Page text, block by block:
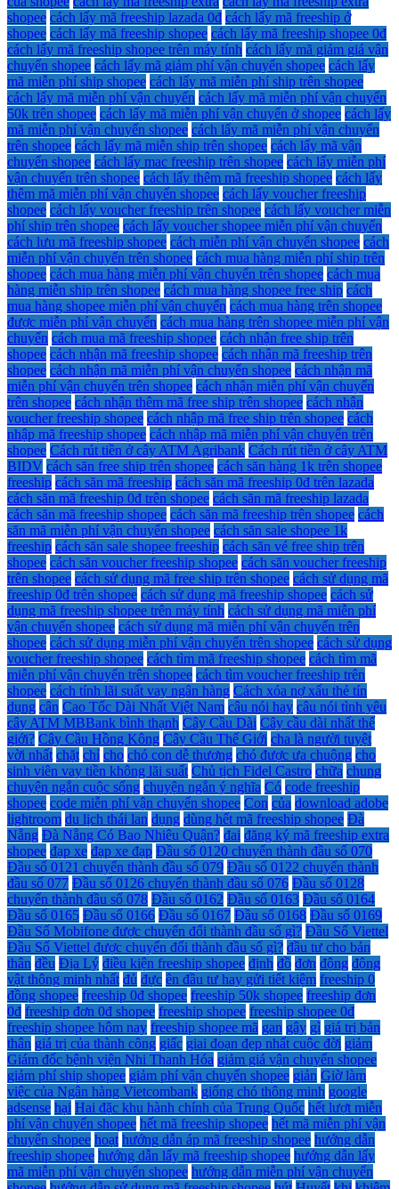
shopee cách lấy mã freeship lazada 0đ cách lấy mã freeship ở
shopee cách lấy mã freeship shopee cách lấy mã freeship shopee 0đ
cách lấy mã freeship shopee trên máy tính cách lấy mã giảm giá vận
chuyển shopee cách lấy mã giảm phí vận chuyển shopee cách lấy
mã miễn phí ship shopee cách lấy mã miễn phí ship trên shopee
cách lấy mã miễn phí vận chuyển cách lấy mã miễn phí vận chuyển
50k trên shopee cách lấy mã miễn phí vận chuyển ở shopee cách lấy
mã miễn phí vận chuyển shopee cách lấy mã miễn phí vận chuyển
trên shopee cách lấy mã miễn ship trên shopee cách lấy mã vận
chuyển shopee cách lấy mac freeship trên shopee cách lấy miễn phí
vận chuyển trên shopee cách lấy thêm mã freeship shopee cách lấy
thêm mã miễn phí vận chuyển shopee cách lấy voucher freeship
shopee cách lấy voucher freeship trên shopee cách lấy voucher miễn
phí ship trên shopee cách lấy voucher shopee miễn phí vận chuyển
cách lưu mã freeship shopee cách miễn phí vận chuyển shopee cách
miễn phí vận chuyển trên shopee cách mua hàng miễn phí ship trên
shopee cách mua hàng miễn phí vận chuyển trên shopee cách mua
hàng miễn ship trên shopee cách mua hàng shopee free ship cách
mua hàng shopee miễn phí vận chuyển cách mua hàng trên shopee
được miễn phí vận chuyển cách mua hàng trên shopee miễn phí vận
chuyển cách mua mã freeship shopee cách nhận free ship trên
shopee cách nhận mã freeship shopee cách nhận mã freeship trên
shopee cách nhận mã miễn phí vận chuyển shopee cách nhận mã
miễn phí vận chuyển trên shopee cách nhận miễn phí vận chuyển
trên shopee cách nhận thêm mã free ship trên shopee cách nhận
voucher freeship shopee cách nhập mã free ship trên shopee cách
nhập mã freeship shopee cách nhập mã miễn phí vận chuyển trên
shopee Cách rút tiền ở cây ATM Agribank Cách rút tiền ở cây ATM
BIDV cách săn free ship trên shopee cách săn hàng 1k trên shopee
freeship cách săn mã freeship cách săn mã freeship 0đ trên lazada
cách săn mã freeship 0đ trên shopee cách săn mã freeship lazada
cách săn mã freeship shopee cách săn mã freeship trên shopee cách
săn mã miễn phí vận chuyển shopee cách săn sale shopee 1k
freeship cách săn sale shopee freeship cách săn vé free ship trên
shopee cách săn voucher freeship shopee cách săn voucher freeship
trên shopee cách sử dụng mã free ship trên shopee cách sử dụng mã
freeship 0đ trên shopee cách sử dụng mã freeship shopee cách sử
dụng mã freeship shopee trên máy tính cách sử dụng mã miễn phí
vận chuyển shopee cách sử dụng mã miễn phí vận chuyển trên
shopee cách sử dụng miễn phí vận chuyển trên shopee cách sử dụng
voucher freeship shopee cách tìm mã freeship shopee cách tìm mã
miễn phí vận chuyển trên shopee cách tìm voucher freeship trên
shopee cách tính lãi suất vay ngân hàng Cách xóa nợ xấu thẻ tín
dụng cân Cao Tốc Dài Nhất Việt Nam câu nói hay câu nói tình yêu
cây ATM MBBank bình thạnh Cây Cầu Dài Cây cầu dài nhất thế
giới? Cây Cầu Hồng Kông Cây Cầu Thế Giới cha là người tuyệt
vời nhất chặt chỉ cho chó con dễ thương chó được ưa chuộng cho
sinh viên vay tiền không lãi suất Chủ tịch Fidel Castro chữa chung
chuyện ngắn cuộc sống chuyện ngắn ý nghĩa Có code freeship
shopee code miễn phí vận chuyển shopee Con của download adobe
lightroom du lịch thái lan dụng dùng hết mã freeship shopee Đà
Nẵng Đà Nẵng Có Bao Nhiêu Quận? đai đăng ký mã freeship extra
shopee đạp xe đạp xe đạp Đầu số 0120 chuyển thành đầu số 070
Đầu số 0121 chuyển thành đầu số 079 Đầu số 0122 chuyển thành
đầu số 077 Đầu số 0126 chuyển thành đầu số 076 Đầu số 0128
chuyển thành đầu số 078 Đầu số 0162 Đầu số 0163 Đầu số 0164
Đầu số 0165 Đầu số 0166 Đầu số 0167 Đầu số 0168 Đầu số 0169
Đầu Số Mobifone được chuyển đổi thành đầu số gì? Đầu Số Viettel
Đầu Số Viettel được chuyển đổi thành đầu số gì? đầu tư cho bản
thân đều Địa Lý điều kiện freeship shopee định đồ đơn động động
vật thông minh nhất đủ đực ên đầu tư hay gửi tiết kiệm freeship 0
đồng shopee freeship 0đ shopee freeship 50k shopee freeship đơn
0đ freeship đơn 0đ shopee freeship shopee freeship shopee 0đ
freeship shopee hôm nay freeship shopee mã gan gây gì giá trị bản
thân giá trị của thành công giấc giai đoạn đẹp nhất cuộc đời giảm
Giám đốc bệnh viện Nhi Thanh Hóa giảm giá vận chuyển shopee
giảm phí ship shopee giảm phí vận chuyển shopee giản Giờ làm
việc của Ngân hàng Vietcombank giống chó thông minh google
adsense hại Hai đặc khu hành chính của Trung Quốc hết lượt miễn
phí vận chuyển shopee hết mã freeship shopee hết mã miễn phí vận
chuyển shopee hoạt hướng dẫn áp mã freeship shopee hướng dẫn
freeship shopee hướng dẫn lấy mã freeship shopee hướng dẫn lấy
mã miễn phí vận chuyển shopee hướng dẫn miễn phí vận chuyển